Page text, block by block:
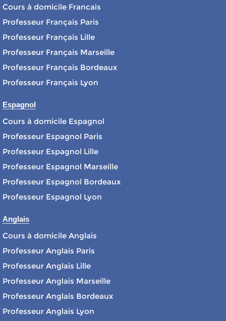
Cours à domicile Francais
Professeur Français Paris
Professeur Français Lille
Professeur Français Marseille
Professeur Français Bordeaux
Professeur Français Lyon
Espagnol
Cours à domicile Espagnol
Professeur Espagnol Paris
Professeur Espagnol Lille
Professeur Espagnol Marseille
Professeur Espagnol Bordeaux
Professeur Espagnol Lyon
Anglais
Cours à domicile Anglais
Professeur Anglais Paris
Professeur Anglais Lille
Professeur Anglais Marseille
Professeur Anglais Bordeaux
Professeur Anglais Lyon